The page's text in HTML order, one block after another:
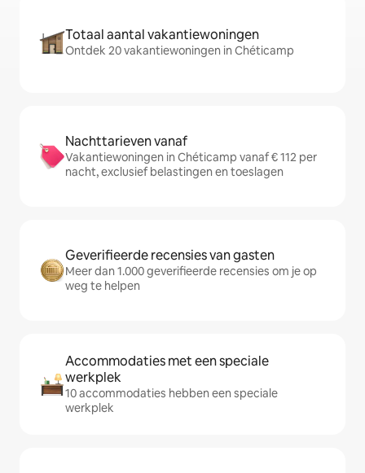
Totaal aantal vakantiewoningen
Ontdek 20 vakantiewoningen in Chéticamp
Nachttarieven vanaf
Vakantiewoningen in Chéticamp vanaf € 112 per
nacht, exclusief belastingen en toeslagen
Geverifieerde recensies van gasten
Meer dan 1.000 geverifieerde recensies om je op
weg te helpen
Accommodaties met een speciale
werkplek
10 accommodaties hebben een speciale
werkplek